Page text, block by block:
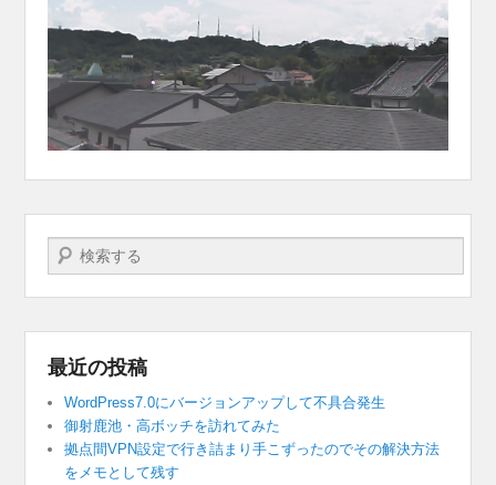
検索する
最近の投稿
WordPress7.0にバージョンアップして不具合発生
御射鹿池・高ボッチを訪れてみた
拠点間VPN設定で行き詰まり手こずったのでその解決方法
をメモとして残す